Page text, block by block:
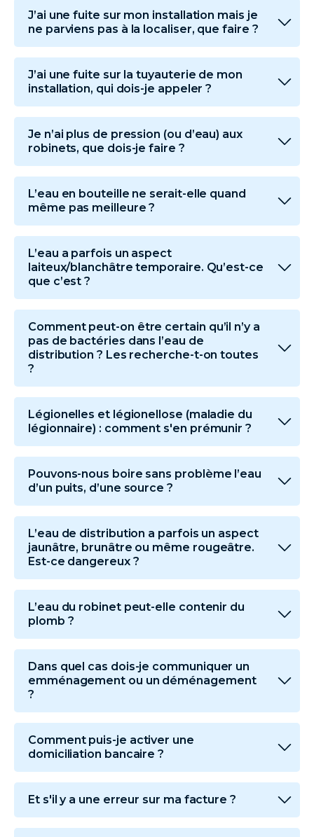
J’ai une fuite sur mon installation mais je
ne parviens pas à la localiser, que faire ?
J’ai une fuite sur la tuyauterie de mon
installation, qui dois-je appeler ?
Je n’ai plus de pression (ou d’eau) aux
robinets, que dois-je faire ?
L’eau en bouteille ne serait-elle quand
même pas meilleure ?
L’eau a parfois un aspect
laiteux/blanchâtre temporaire. Qu’est-ce
que c’est ?
Comment peut-on être certain qu’il n’y a
pas de bactéries dans l’eau de
distribution ? Les recherche-t-on toutes
?
Légionelles et légionellose (maladie du
légionnaire) : comment s'en prémunir ?
Pouvons-nous boire sans problème l’eau
d’un puits, d’une source ?
L’eau de distribution a parfois un aspect
jaunâtre, brunâtre ou même rougeâtre.
Est-ce dangereux ?
L’eau du robinet peut-elle contenir du
plomb ?
Dans quel cas dois-je communiquer un
emménagement ou un déménagement
?
Comment puis-je activer une
domiciliation bancaire ?
Et s'il y a une erreur sur ma facture ?